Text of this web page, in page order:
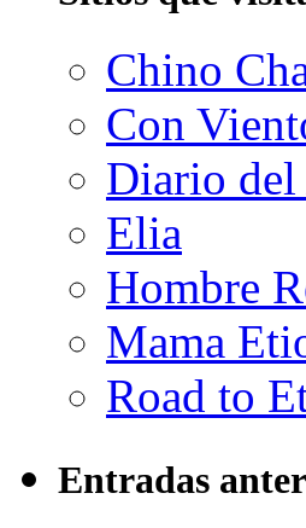
Chino
Con
Diario del
Elia
Hombre
Mama
Road to
Entradas